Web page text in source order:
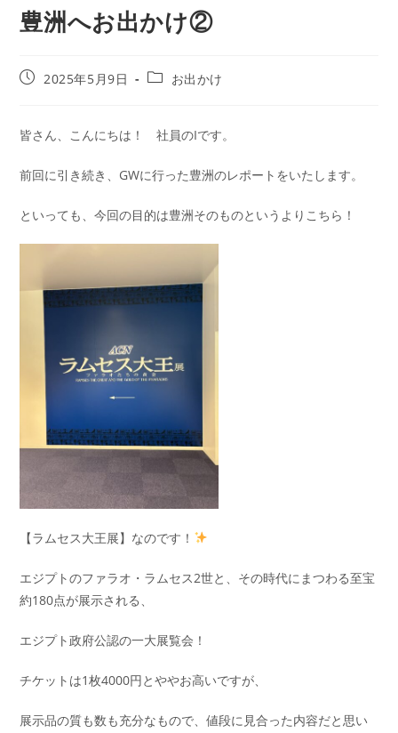
豊洲へお出かけ②
2025年5月9日 お出かけ
皆さん、こんにちは！ 社員のIです。
前回に引き続き、GWに行った豊洲のレポートをいたします。
といっても、今回の目的は豊洲そのものというよりこちら！
【ラムセス大王展】なのです！
エジプトのファラオ・ラムセス2世と、その時代にまつわる至宝
約180点が展示される、
エジプト政府公認の一大展覧会！
チケットは1枚4000円とややお高いですが、
展示品の質も数も充分なもので、値段に見合った内容だと思い